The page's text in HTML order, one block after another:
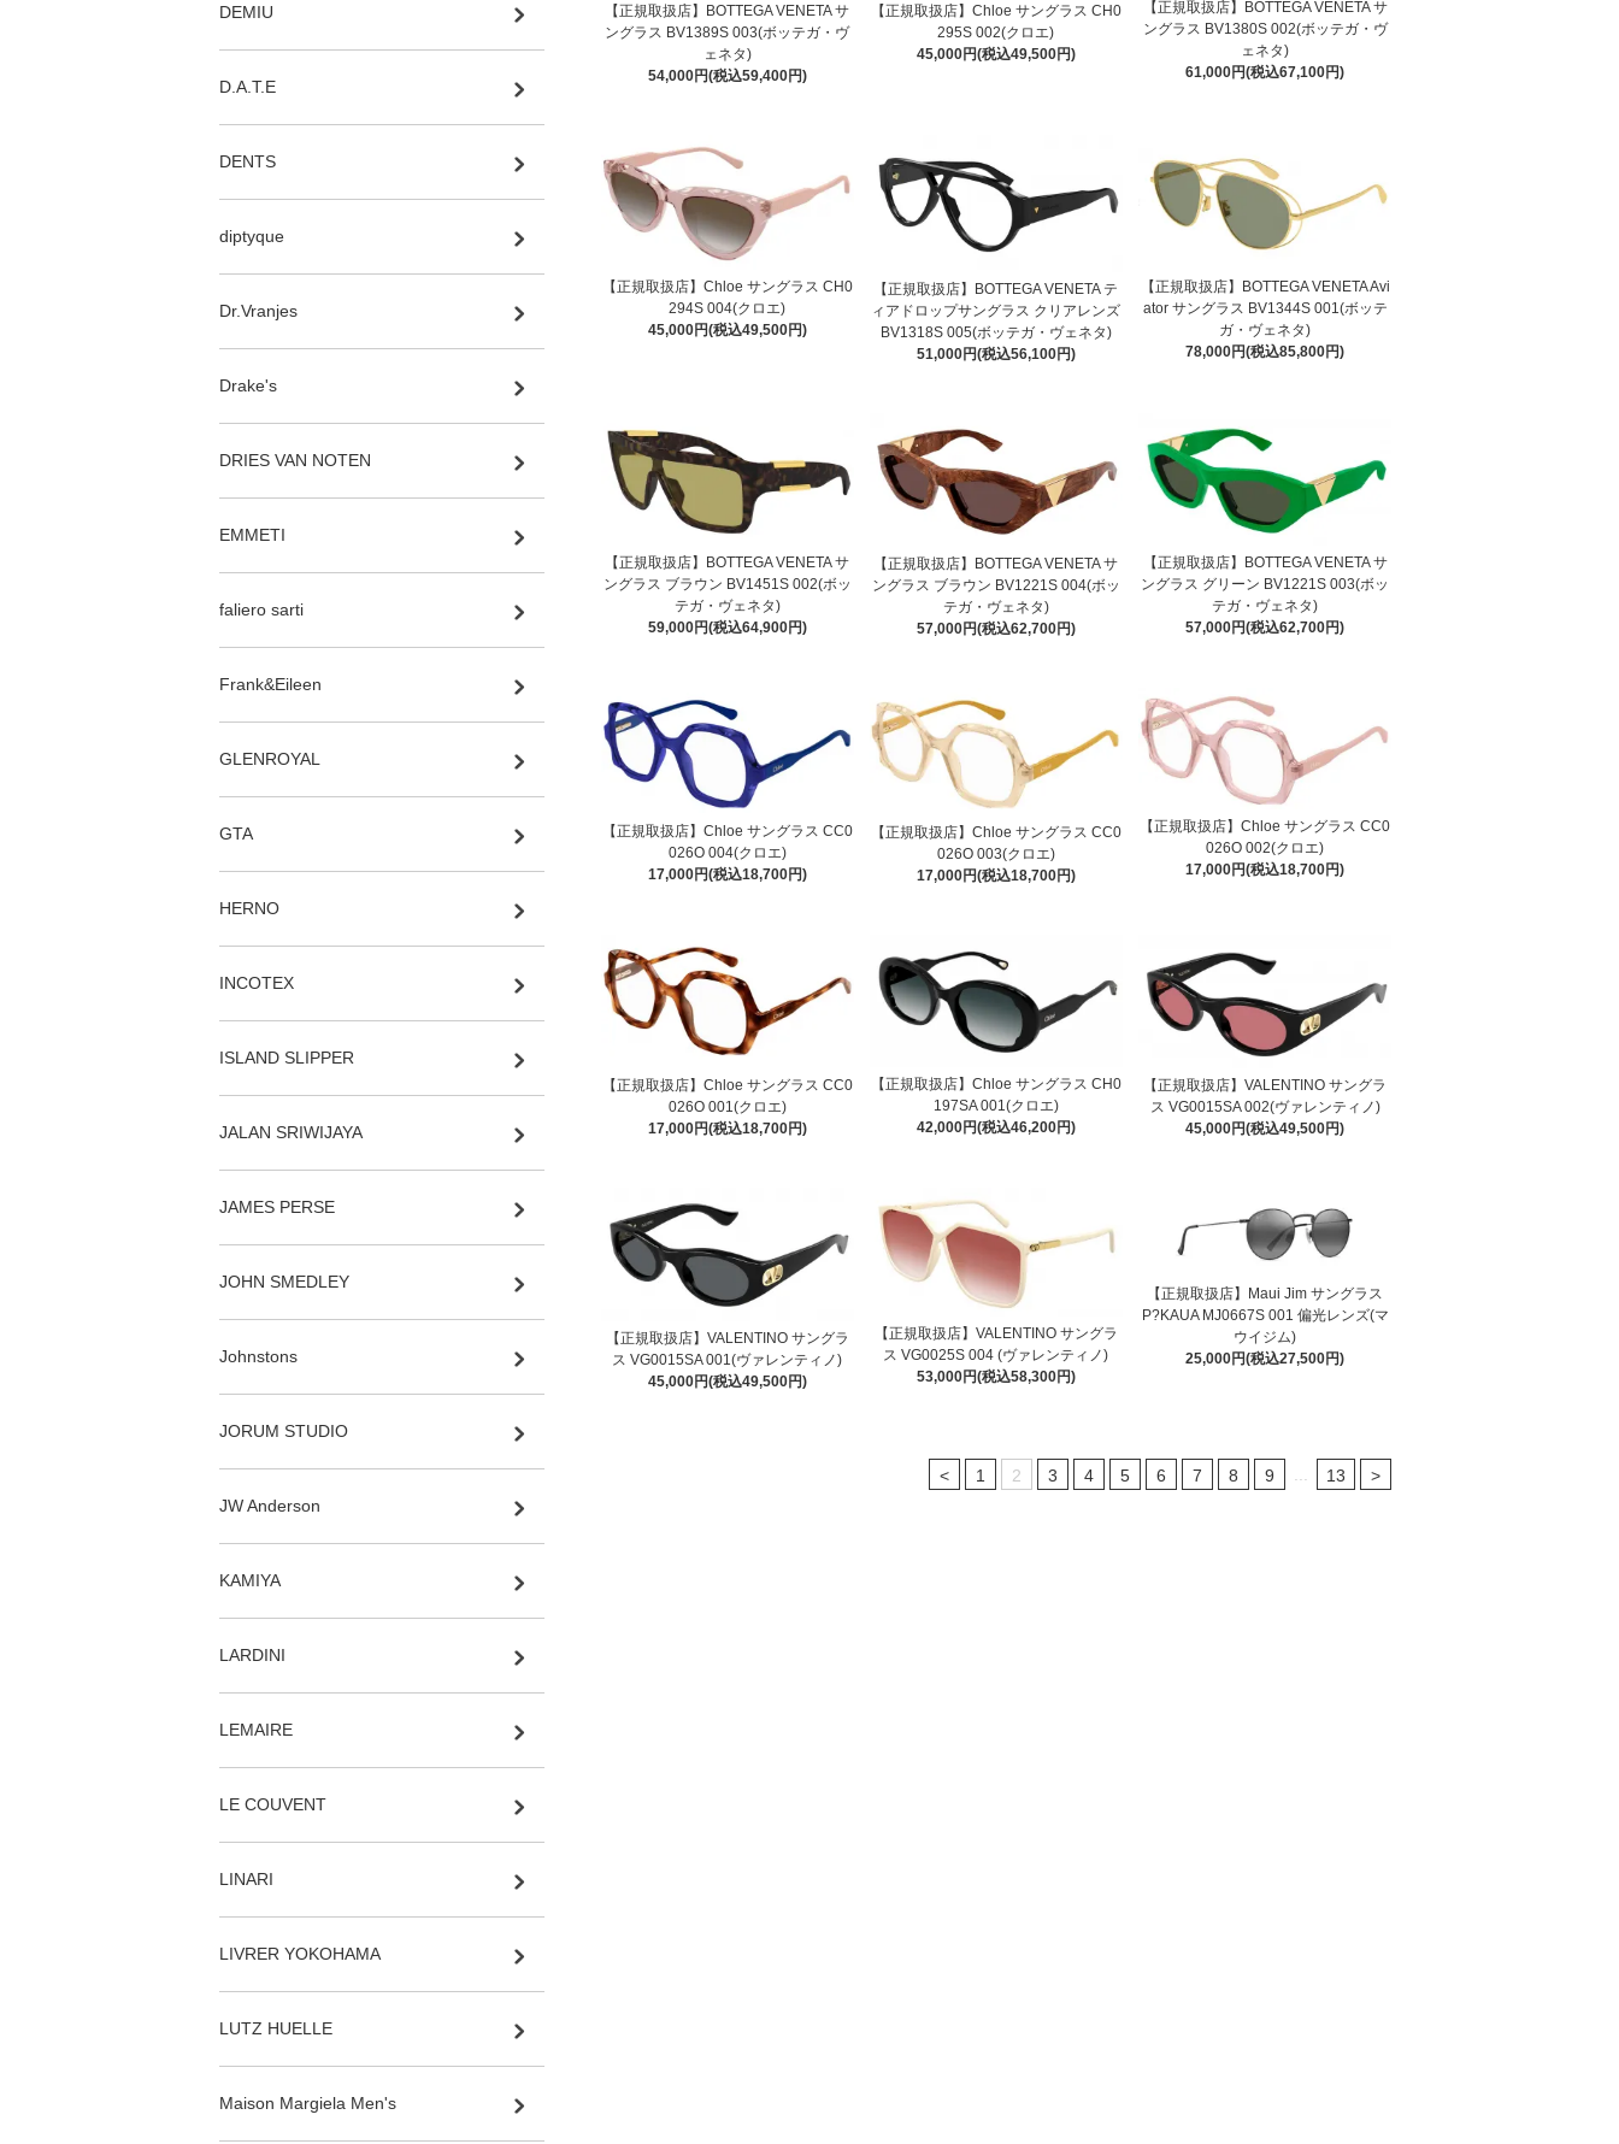
【正規取扱店】BOTTEGA VENETA サ
ングラス BV1389S 003(ボッテガ・ヴ
ェネタ)
54,000円(税込59,400円)
【正規取扱店】Chloe サングラス CH0
295S 002(クロエ)
45,000円(税込49,500円)
【正規取扱店】BOTTEGA VENETA サ
ングラス BV1380S 002(ボッテガ・ヴ
ェネタ)
61,000円(税込67,100円)
【正規取扱店】Chloe サングラス CH0
294S 004(クロエ)
45,000円(税込49,500円)
【正規取扱店】BOTTEGA VENETA テ
ィアドロップサングラス クリアレンズ
BV1318S 005(ボッテガ・ヴェネタ)
51,000円(税込56,100円)
【正規取扱店】BOTTEGA VENETA Avi
ator サングラス BV1344S 001(ボッテ
ガ・ヴェネタ)
78,000円(税込85,800円)
【正規取扱店】BOTTEGA VENETA サ
ングラス ブラウン BV1451S 002(ボッ
テガ・ヴェネタ)
59,000円(税込64,900円)
【正規取扱店】BOTTEGA VENETA サ
ングラス ブラウン BV1221S 004(ボッ
テガ・ヴェネタ)
57,000円(税込62,700円)
【正規取扱店】BOTTEGA VENETA サ
ングラス グリーン BV1221S 003(ボッ
テガ・ヴェネタ)
57,000円(税込62,700円)
【正規取扱店】Chloe サングラス CC0
026O 004(クロエ)
17,000円(税込18,700円)
【正規取扱店】Chloe サングラス CC0
026O 003(クロエ)
17,000円(税込18,700円)
【正規取扱店】Chloe サングラス CC0
026O 002(クロエ)
17,000円(税込18,700円)
【正規取扱店】Chloe サングラス CC0
026O 001(クロエ)
17,000円(税込18,700円)
【正規取扱店】Chloe サングラス CH0
197SA 001(クロエ)
42,000円(税込46,200円)
【正規取扱店】VALENTINO サングラ
ス VG0015SA 002(ヴァレンティノ)
45,000円(税込49,500円)
【正規取扱店】VALENTINO サングラ
ス VG0015SA 001(ヴァレンティノ)
45,000円(税込49,500円)
【正規取扱店】VALENTINO サングラ
ス VG0025S 004 (ヴァレンティノ)
53,000円(税込58,300円)
【正規取扱店】Maui Jim サングラス
P?KAUA MJ0667S 001 偏光レンズ(マ
ウイジム)
25,000円(税込27,500円)
< 1 2 3 4 5 6 7 8 9 13 >
DEMIU
D.A.T.E
DENTS
diptyque
Dr.Vranjes
Drake's
DRIES VAN NOTEN
EMMETI
faliero sarti
Frank&Eileen
GLENROYAL
GTA
HERNO
INCOTEX
ISLAND SLIPPER
JALAN SRIWIJAYA
JAMES PERSE
JOHN SMEDLEY
Johnstons
JORUM STUDIO
JW Anderson
KAMIYA
LARDINI
LEMAIRE
LE COUVENT
LINARI
LIVRER YOKOHAMA
LUTZ HUELLE
Maison Margiela Men's